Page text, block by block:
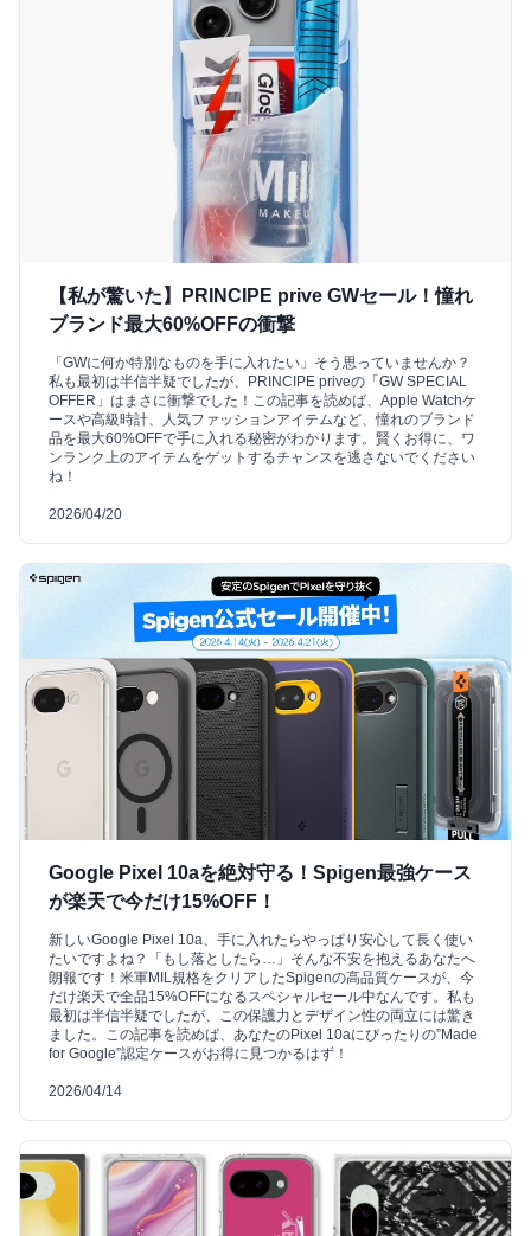
【私が驚いた】PRINCIPE prive GWセール！憧れ
ブランド最大60%OFFの衝撃
「GWに何か特別なものを手に入れたい」そう思っていませんか？
私も最初は半信半疑でしたが、PRINCIPE priveの「GW SPECIAL
OFFER」はまさに衝撃でした！この記事を読めば、Apple Watchケ
ースや高級時計、人気ファッションアイテムなど、憧れのブランド
品を最大60%OFFで手に入れる秘密がわかります。賢くお得に、ワ
ンランク上のアイテムをゲットするチャンスを逃さないでください
ね！
2026/04/20
Google Pixel 10aを絶対守る！Spigen最強ケース
が楽天で今だけ15%OFF！
新しいGoogle Pixel 10a、手に入れたらやっぱり安心して長く使い
たいですよね？「もし落としたら…」そんな不安を抱えるあなたへ
朗報です！米軍MIL規格をクリアしたSpigenの高品質ケースが、今
だけ楽天で全品15%OFFになるスペシャルセール中なんです。私も
最初は半信半疑でしたが、この保護力とデザイン性の両立には驚き
ました。この記事を読めば、あなたのPixel 10aにぴったりの”Made
for Google”認定ケースがお得に見つかるはず！
2026/04/14